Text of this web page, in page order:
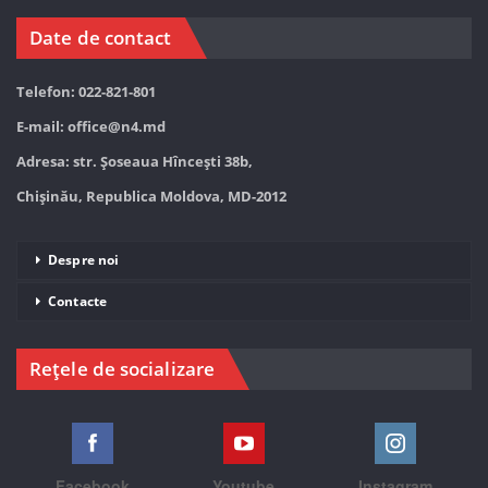
Date de contact
Telefon: 022-821-801
E-mail: office@n4.md
Adresa: str. Șoseaua Hînceşti 38b,
Chișinău, Republica Moldova, MD-2012
Despre noi
Contacte
Rețele de socializare